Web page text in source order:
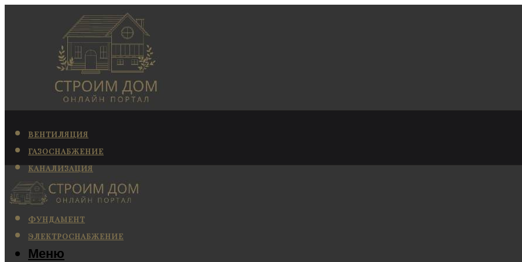
ВЕНТИЛЯЦИЯ
ГАЗОСНАБЖЕНИЕ
КАНАЛИЗАЦИЯ
КОНДИЦИОНИРОВАНИЕ
ОТОПЛЕНИЕ
ФУНДАМЕНТ
ЭЛЕКТРОСНАБЖЕНИЕ
Меню